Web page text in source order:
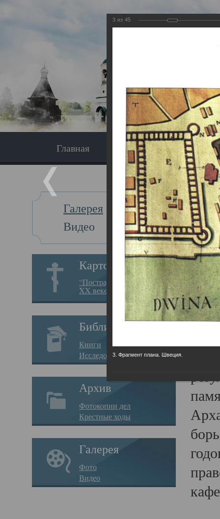
Главная Экскурсия
Галерея
Видео
Картотека
“Пострадавшие за веру в
XX веке на Севере”
Библиотека
Книги
Исследования
Архив
Фотокопии дел
Крестные ходы
Галерея
Фото
Видео
Главная
3 из 45
3. Фрагмент плана. Швеция.